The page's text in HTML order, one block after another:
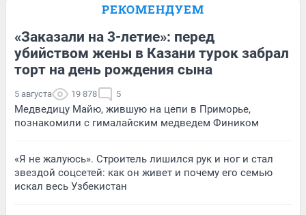
РЕКОМЕНДУЕМ
«Заказали на 3-летие»: перед
убийством жены в Казани турок забрал
торт на день рождения сына
5 августа 19 878 5
Медведицу Майю, жившую на цепи в Приморье,
познакомили с гималайским медведем Фиником
«Я не жалуюсь». Строитель лишился рук и ног и стал
звездой соцсетей: как он живет и почему его семью
искал весь Узбекистан